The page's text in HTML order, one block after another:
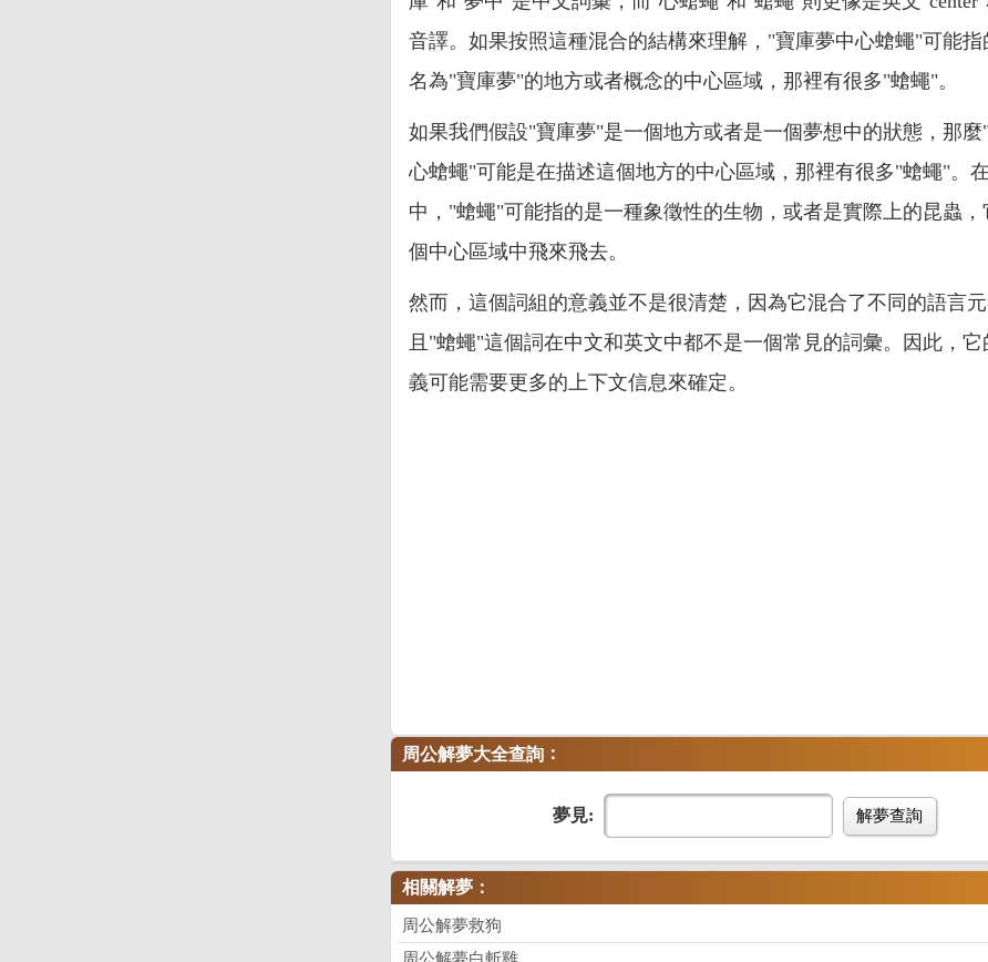
音譯。如果按照這種混合的結構來理解，"寶庫夢中心螥蠅"可能指
名為"寶庫夢"的地方或者概念的中心區域，那裡有很多"螥蠅"。
如果我們假設"寶庫夢"是一個地方或者是一個夢想中的狀態，那麼
心螥蠅"可能是在描述這個地方的中心區域，那裡有很多"螥蠅"。
中，"螥蠅"可能指的是一種象徵性的生物，或者是實際上的昆蟲，
個中心區域中飛來飛去。
然而，這個詞組的意義並不是很清楚，因為它混合了不同的語言
且"螥蠅"這個詞在中文和英文中都不是一個常見的詞彙。因此，
義可能需要更多的上下文信息來確定。
周公解夢大全查詢 ：
夢見: 解夢查詢
相關解夢：
周公解夢救狗